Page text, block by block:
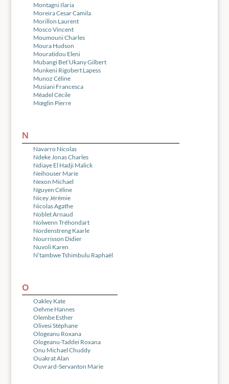
Montagni Ilaria
Moreira Cesar Camila
Morillon Laurent
Mosco Vincent
Moumouni Charles
Moura Hudson
Mouratidou Eleni
Mubangi Bet’Ukany Gilbert
Munkeni Rigobert Lapess
Munoz Céline
Musiani Francesca
Méadel Cécile
Mœglin Pierre
N
Navarro Nicolas
Ndeke Jonas Charles
Ndiaye El Hadji Malick
Neihouser Marie
Nexon Michael
Nguyen Céline
Nicey Jérémie
Nicolas Agathe
Noblet Arnaud
Nolwenn Tréhondart
Nordenstreng Kaarle
Nourrisson Didier
Nuvoli Karen
N’tambwe Tshimbulu Raphaël
O
Oakley Kate
Oehme Hannes
Olembe Esther
Olivesi Stéphane
Ologeanu Roxana
Ologeanu-Taddei Roxana
Onu Michael Chuddy
Ouakrat Alan
Ouvrard-Servanton Marie